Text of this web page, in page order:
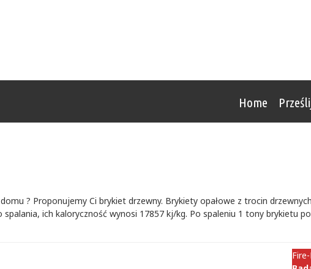
Home
? Proponujemy Ci brykiet drzewny. Brykiety opałowe z trocin
ich kaloryczność wynosi 17857 kj/kg. Po spaleniu 1 tony brykietu